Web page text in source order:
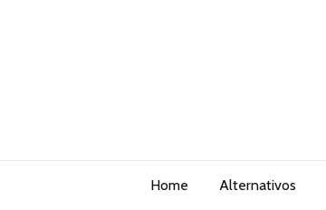
Home Alternativos